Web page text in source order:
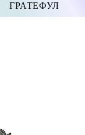
ГРАТЕФУЛ